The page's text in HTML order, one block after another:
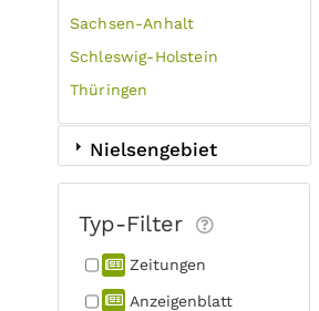
Sachsen-Anhalt
Schleswig-Holstein
Thüringen
Nielsengebiet
Typ-Filter
Zeitungen
Anzeigen­blatt